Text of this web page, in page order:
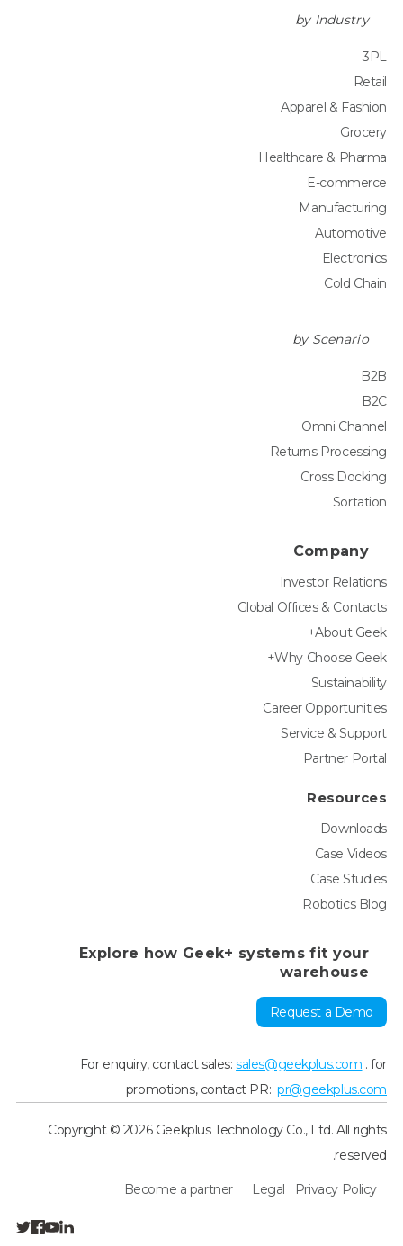
by Industry
3PL
Retail
Apparel & Fashion
Grocery
Healthcare & Pharma
E-commerce
Manufacturing
Automotive
Electronics
Cold Chain
by Scenario
B2B
B2C
Omni Channel
Returns Processing
Cross Docking
Sortation
Company
Investor Relations
Global Offices & Contacts
About Geek+
Why Choose Geek+
Sustainability
Career Opportunities
Service & Support
Partner Portal
Resources
Downloads
Case Videos
Case Studies
Robotics Blog
Explore how Geek+ systems fit your
warehouse
Request a Demo
For enquiry, contact sales:sales@geekplus.com . for
promotions, contact PR:pr@geekplus.com
Copyright © 2026 Geekplus Technology Co., Ltd. All rights
reserved.
Privacy Policy
Legal
Become a partner